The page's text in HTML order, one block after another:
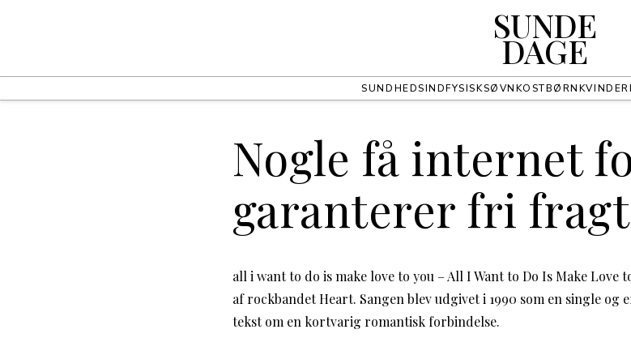
SUNDE
DAGE
SUNDHEDSINDFYSISKSØVNKOSTBØRNKVINDER
Nogle få internet
garanterer fri fragt
all i want to do is make love to you – All I Want to Do Is Make Love
af rockbandet Heart. Sangen blev udgivet i 1990 som en single
tekst om en kortvarig romantisk forbindelse.